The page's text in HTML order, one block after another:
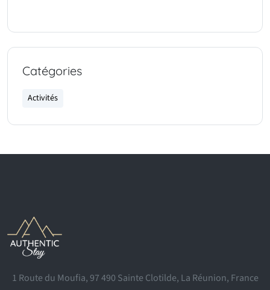
Catégories
Activités
1 Route du Moufia, 97 490 Sainte Clotilde, La Réunion, France